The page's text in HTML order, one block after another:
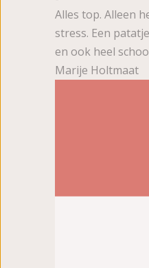
Alles top. Alleen
stress. Een
en ook heel
Marije Holtmaat